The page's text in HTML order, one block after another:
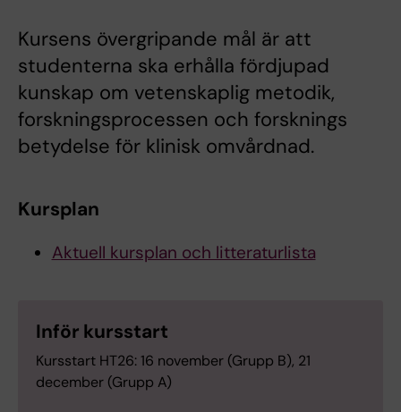
Kursens övergripande mål är att
studenterna ska erhålla fördjupad
kunskap om vetenskaplig metodik,
forskningsprocessen och forsknings
betydelse för klinisk omvårdnad.
Kursplan
Aktuell kursplan och litteraturlista
Inför kursstart
Kursstart HT26: 16 november (Grupp B), 21
december (Grupp A)